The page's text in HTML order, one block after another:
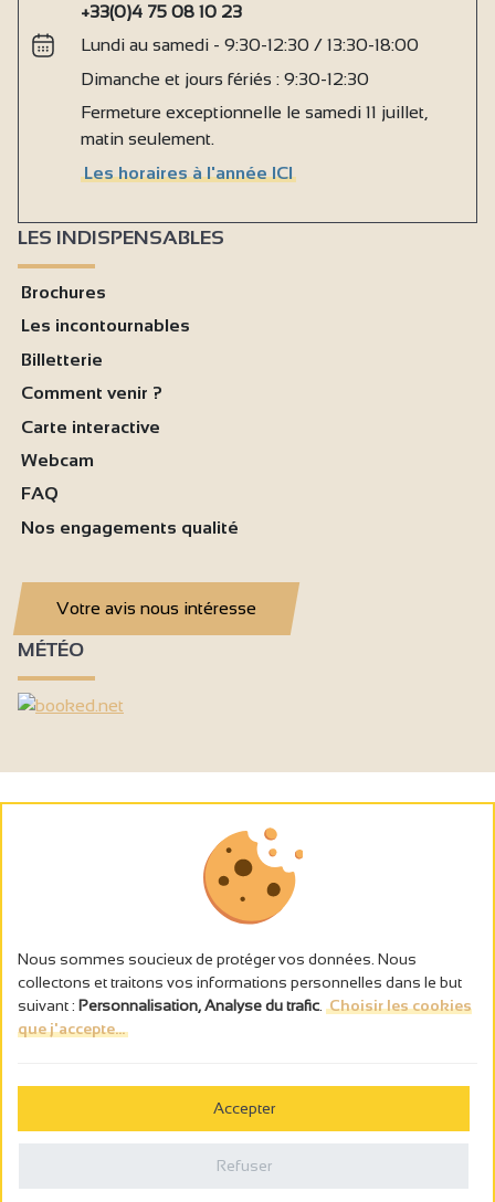
+33(0)4 75 08 10 23
Lundi au samedi - 9:30-12:30 / 13:30-18:00
Dimanche et jours fériés : 9:30-12:30
Fermeture exceptionnelle le samedi 11 juillet,
matin seulement.
Les horaires à l'année ICI
LES INDISPENSABLES
Brochures
Les incontournables
Billetterie
Comment venir ?
Carte interactive
Webcam
FAQ
Nos engagements qualité
Votre avis nous intéresse
MÉTÉO
L’abus d’alcool est dangereux pour la santé, à consommer avec
Politique de confidentialité
Nous sommes soucieux de protéger vos données. Nous
collectons et traitons vos informations personnelles dans le but
suivant : Personnalisation, Analyse du trafic Choisir les cookies
que j'accepte...
Accepter
Refuser